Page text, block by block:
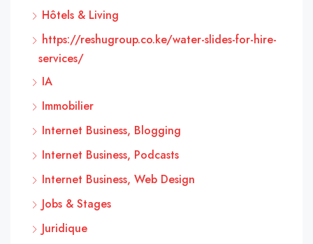
Hôtels & Living
https://reshugroup.co.ke/water-slides-for-hire-
services/
IA
Immobilier
Internet Business, Blogging
Internet Business, Podcasts
Internet Business, Web Design
Jobs & Stages
Juridique